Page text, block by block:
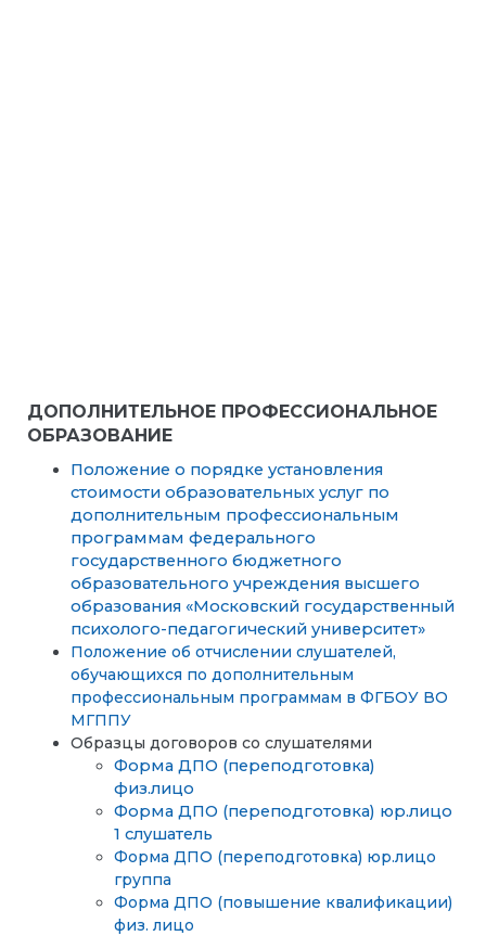
ДОПОЛНИТЕЛЬНОЕ ПРОФЕССИОНАЛЬНОЕ
ОБРАЗОВАНИЕ
Положение о порядке установления
стоимости образовательных услуг по
дополнительным профессиональным
программам федерального
государственного бюджетного
образовательного учреждения высшего
образования «Московский государственный
психолого-педагогический университет»
Положение об отчислении слушателей,
обучающихся по дополнительным
профессиональным программам в ФГБОУ ВО
МГППУ
Образцы договоров со слушателями
Форма ДПО (переподготовка)
физ.лицо
Форма ДПО (переподготовка) юр.лицо
1 слушатель
Форма ДПО (переподготовка) юр.лицо
группа
Форма ДПО (повышение квалификации)
физ. лицо